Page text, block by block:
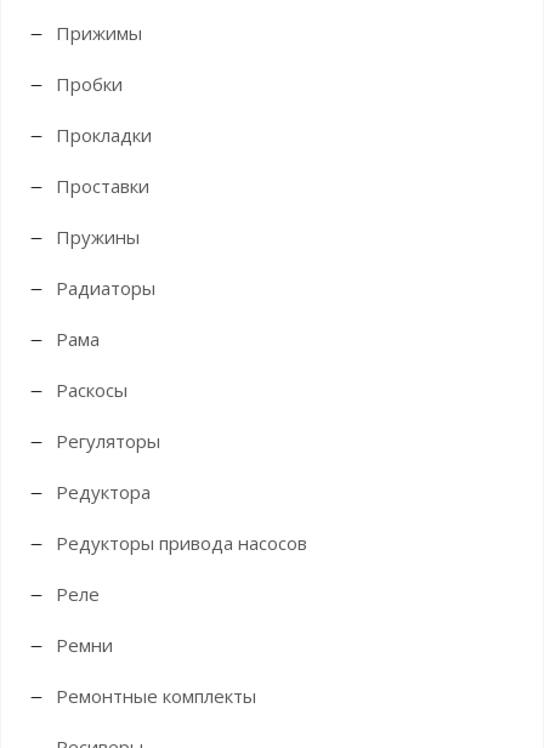
Прижимы
Пробки
Прокладки
Проставки
Пружины
Радиаторы
Рама
Раскосы
Регуляторы
Редуктора
Редукторы привода насосов
Реле
Ремни
Ремонтные комплекты